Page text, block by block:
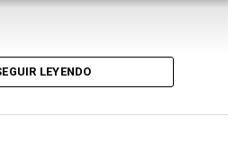
LEYENDO